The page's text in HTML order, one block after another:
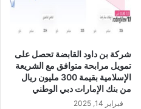
شركة بن داود القابضة تحصل على
تمويل مرابحة متوافق مع الشريعة
الإسلامية بقيمة 300 مليون ريال
من بنك الإمارات دبي الوطني
فبراير 14, 2025